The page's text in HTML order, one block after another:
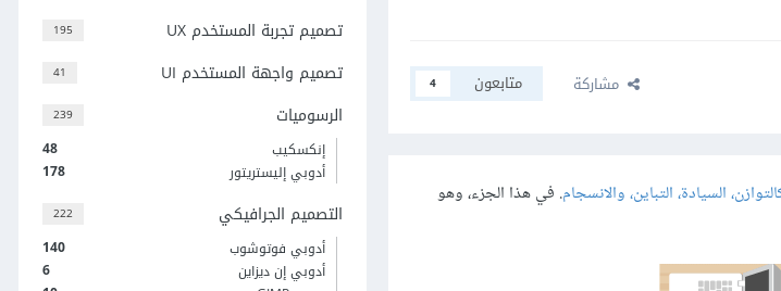
مشاركة متابعون 4
السيادة، التباين، والانسجام. في هذا الجزء، وهو
195 تصميم تجربة المستخدم UX
41 تصميم واجهة المستخدم UI
239 الرسوميات
48
إنكسكيب
178
أدوبي إليستريتور
222 التصميم الجرافيكي
140
أدوبي فوتوشوب
6
أدوبي إن ديزاين